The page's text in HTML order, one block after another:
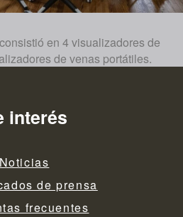
en 4 visualizadores de
de venas portátiles.
interés
Noticias
de prensa
frecuentes